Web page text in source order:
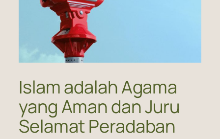
Islam adalah Agama
yang Aman dan Juru
Selamat Peradaban